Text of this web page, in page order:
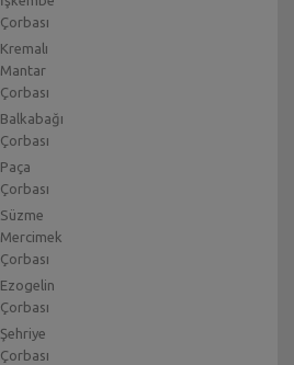
Çorbası
Kremalı
Mantar
Çorbası
Balkabağı
Çorbası
Paça
Çorbası
Süzme
Mercimek
Çorbası
Ezogelin
Çorbası
Şehriye
Çorbası